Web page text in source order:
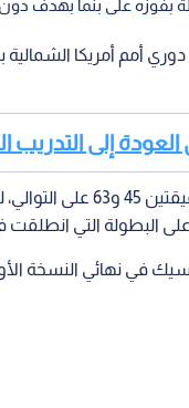
بفوزه على بنما بهدف دون
إلى التدريب
سجل تايلر آدامز وجيوفاني
البطولة التي انطلقت في
قد تغلب بنتيجة 3-2 على